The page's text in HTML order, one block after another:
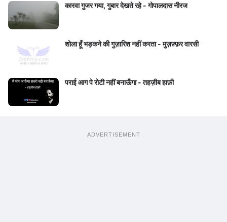
कारवा गुजर गया, गुबार देखते रहे - गोपालदास नीरज
शोला हूँ भड़कने की गुज़ारिश नहीं करता - मुज़फ़्फ़र वारसी
पराई आग पे रोटी नहीं बनाऊँगा - तहज़ीब हाफ़ी
ADVERTISEMENT